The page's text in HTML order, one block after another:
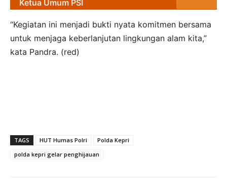
Ketua Umum PSI
“Kegiatan ini menjadi bukti nyata komitmen bersama
untuk menjaga keberlanjutan lingkungan alam kita,”
kata Pandra. (red)
TAGS HUT Humas Polri
Polda Kepri
polda kepri gelar penghijauan